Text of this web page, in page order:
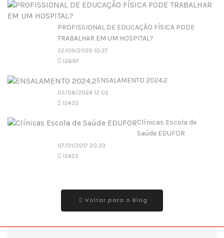
PROFISSIONAL DE EDUCAÇÃO FÍSICA PODE
TRABALHAR EM UM HOSPITAL?
22/09/2020 10:27
12697
ENSALAMENTO 2024.2
05/08/2024 12:02
12433
Clínicas Escola de
Saúde EDUFOR
07/01/2017 20:33
12423
Voltar para o Blog